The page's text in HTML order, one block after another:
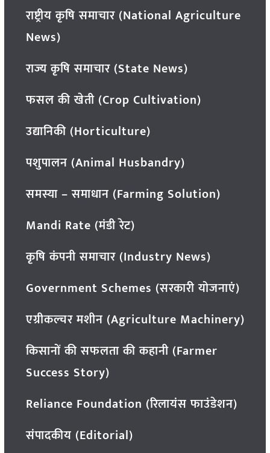
राष्ट्रीय कृषि समाचार (National Agriculture
News)
राज्य कृषि समाचार (State News)
फसल की खेती (Crop Cultivation)
उद्यानिकी (Horticulture)
पशुपालन (Animal Husbandry)
समस्या – समाधान (Farming Solution)
Mandi Rate (मंडी रेट)
कृषि कंपनी समाचार (Industry News)
Government Schemes (सरकारी योजनाएं)
एग्रीकल्चर मशीन (Agriculture Machinery)
किसानों की सफलता की कहानी (Farmer
Success Story)
Reliance Foundation (रिलायंस फाउंडेशन)
संपादकीय (Editorial)